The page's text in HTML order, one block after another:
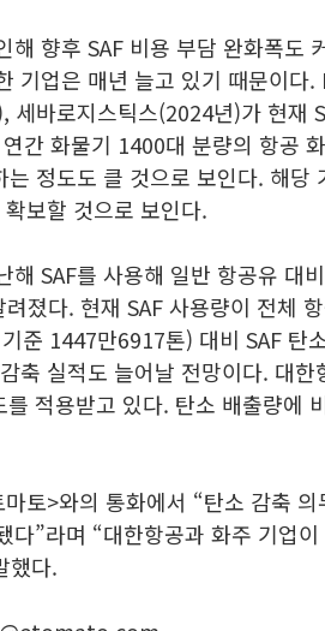
해 향후 SAF 비용 부담 완화폭도
기업은 매년 늘고 있기 때문이다
세바로지스틱스(2024년)가 현재
간 화물기 1400대 분량의 항공
는 정도도 클 것으로 보인다. 해당
보할 것으로 보인다.
해 SAF를 사용해 일반 항공유 대
졌다. 현재 SAF 사용량이 전체
준 1447만6917톤) 대비 SAF 탄
축 실적도 늘어날 전망이다. 대
적용받고 있다. 탄소 배출량에
토>와의 통화에서 “탄소 감축
다”라며 “대한항공과 화주 기업
했다.